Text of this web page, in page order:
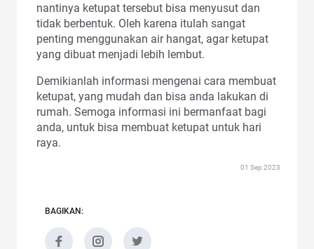
nantinya ketupat tersebut bisa menyusut dan
tidak berbentuk. Oleh karena itulah sangat
penting menggunakan air hangat, agar ketupat
yang dibuat menjadi lebih lembut.
Demikianlah informasi mengenai cara membuat
ketupat, yang mudah dan bisa anda lakukan di
rumah. Semoga informasi ini bermanfaat bagi
anda, untuk bisa membuat ketupat untuk hari
raya.
01 Sep 2023
BAGIKAN: